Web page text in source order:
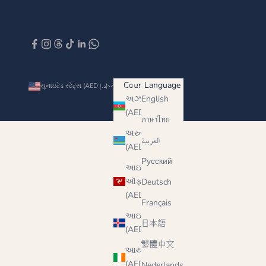
યુનાઇટેડ સ્ટેટ્સ (AED د.إ)
Country
અઝરબૈજાન
અરુબા
આઇલ
ઑફ મેન
આઇસલેન્ડ
(AED د.إ)
આયર્લેન્ડ
ગુજરાતી
Language
English
ภาษาไทย
العربية
Русский
Deutsch
Français
日本語
繁體中文